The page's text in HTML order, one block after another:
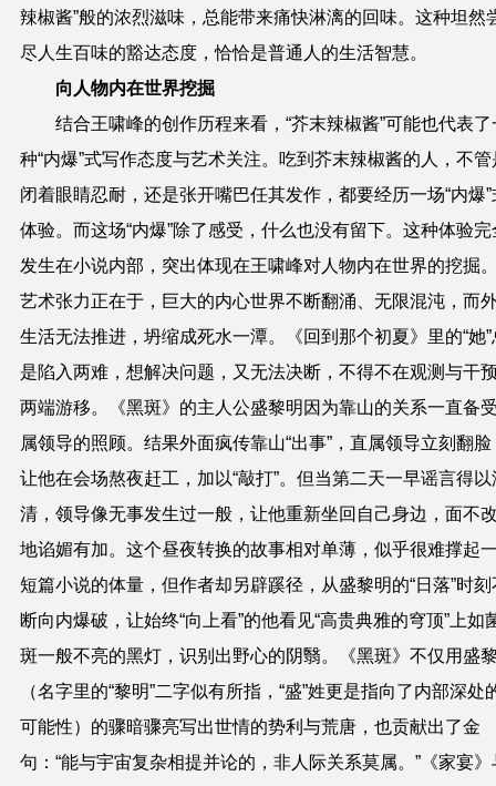
辣椒酱”般的浓烈滋味，总能带来痛快淋漓的回味。这种坦然
尽人生百味的豁达态度，恰恰是普通人的生活智慧。
向人物内在世界挖掘
结合王啸峰的创作历程来看，“芥末辣椒酱”可能也代表了
种“内爆”式写作态度与艺术关注。吃到芥末辣椒酱的人，不管
闭着眼睛忍耐，还是张开嘴巴任其发作，都要经历一场“内爆”
体验。而这场“内爆”除了感受，什么也没有留下。这种体验完
发生在小说内部，突出体现在王啸峰对人物内在世界的挖掘
艺术张力正在于，巨大的内心世界不断翻涌、无限混沌，而
生活无法推进，坍缩成死水一潭。《回到那个初夏》里的“她”
是陷入两难，想解决问题，又无法决断，不得不在观测与干
两端游移。《黑斑》的主人公盛黎明因为靠山的关系一直备
属领导的照顾。结果外面疯传靠山“出事”，直属领导立刻翻脸
让他在会场熬夜赶工，加以“敲打”。但当第二天一早谣言得以
清，领导像无事发生过一般，让他重新坐回自己身边，面不
地谄媚有加。这个昼夜转换的故事相对单薄，似乎很难撑起
短篇小说的体量，但作者却另辟蹊径，从盛黎明的“日落”时刻
断向内爆破，让始终“向上看”的他看见“高贵典雅的穹顶”上如
斑一般不亮的黑灯，识别出野心的阴翳。《黑斑》不仅用盛
（名字里的“黎明”二字似有所指，“盛”姓更是指向了内部深处
可能性）的骤暗骤亮写出世情的势利与荒唐，也贡献出了金
句：“能与宇宙复杂相提并论的，非人际关系莫属。”《家宴》